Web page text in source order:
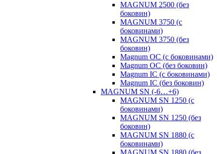
MAGNUM 2500 (без
боковин)
MAGNUM 3750 (с
боковинами)
MAGNUM 3750 (без
боковин)
Magnum OC (с боковинами)
Magnum OC (без боковин)
Magnum IC (с боковинами)
Magnum IC (без боковин)
MAGNUM SN (-6…+6)
MAGNUM SN 1250 (с
боковинами)
MAGNUM SN 1250 (без
боковин)
MAGNUM SN 1880 (с
боковинами)
MAGNUM SN 1880 (без